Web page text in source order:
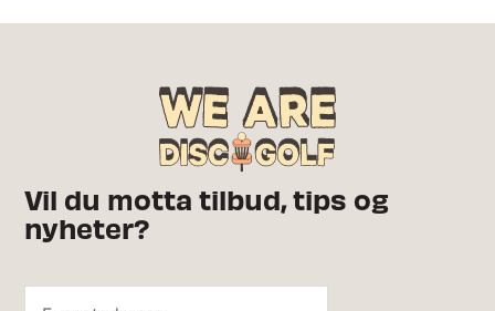
Vil du motta tilbud, tips og
nyheter?